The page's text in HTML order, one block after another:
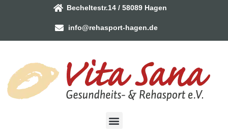
Becheltestr.14 / 58089 Hagen
info@rehasport-hagen.de